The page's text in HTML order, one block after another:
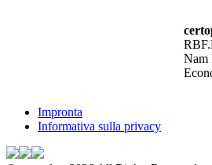
Nam
Impronta
Informativa sulla privacy